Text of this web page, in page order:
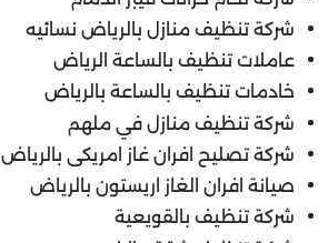
شركة تنظيف منازل بالرياض نسائيه
عاملات تنظيف بالساعة الرياض
خادمات تنظيف بالساعة بالرياض
شركة تنظيف منازل في ملهم
شركة تصليح افران غاز امريكى بالرياض
صيانة افران الغاز اريستون بالرياض
شركة تنظيف بالقويعية